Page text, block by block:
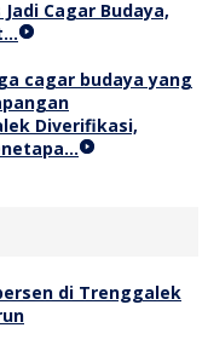
Cagar Budaya,
Diverifikasi,